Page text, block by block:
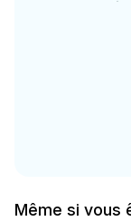
Même si vous